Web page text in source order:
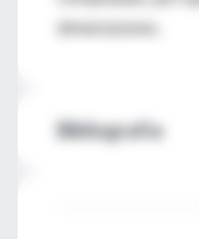
Bibliografía